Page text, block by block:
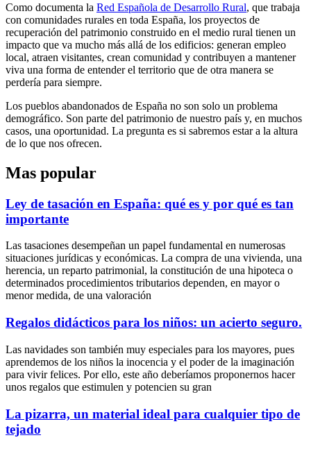
Como documenta la Red Española de Desarrollo Rural, que trabaja
con comunidades rurales en toda España, los proyectos de
recuperación del patrimonio construido en el medio rural tienen un
impacto que va mucho más allá de los edificios: generan empleo
local, atraen visitantes, crean comunidad y contribuyen a mantener
viva una forma de entender el territorio que de otra manera se
perdería para siempre.
Los pueblos abandonados de España no son solo un problema
demográfico. Son parte del patrimonio de nuestro país y, en muchos
casos, una oportunidad. La pregunta es si sabremos estar a la altura
de lo que nos ofrecen.
Mas popular
Ley de tasación en España: qué es y por qué es tan
importante
Las tasaciones desempeñan un papel fundamental en numerosas
situaciones jurídicas y económicas. La compra de una vivienda, una
herencia, un reparto patrimonial, la constitución de una hipoteca o
determinados procedimientos tributarios dependen, en mayor o
menor medida, de una valoración
Regalos didácticos para los niños: un acierto seguro.
Las navidades son también muy especiales para los mayores, pues
aprendemos de los niños la inocencia y el poder de la imaginación
para vivir felices. Por ello, este año deberíamos proponernos hacer
unos regalos que estimulen y potencien su gran
La pizarra, un material ideal para cualquier tipo de
tejado